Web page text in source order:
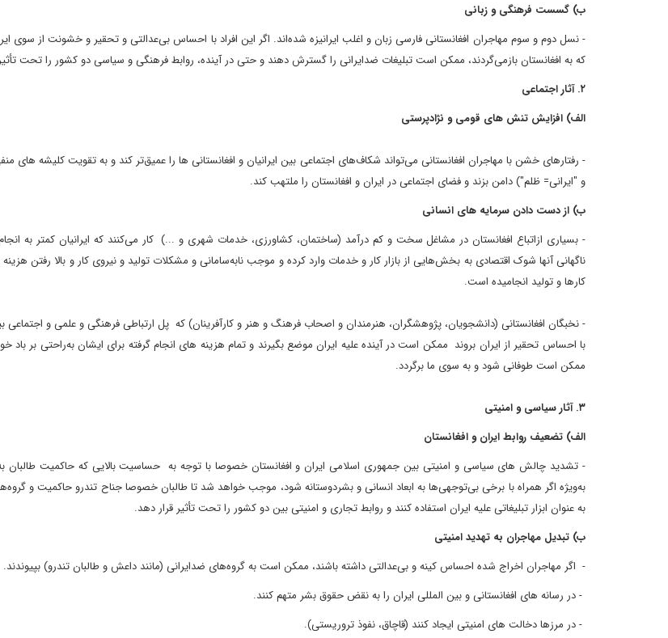
ب) گسست فرهنگی و زبانی
- نسل دوم و سوم مهاجران افغانستانی فارسی زبان و اغلب ایرانیزه شده‌اند. اگر این افراد با احساس بی‌عدالتی و تحقیر و خشونت از سوی
که به افغانستان بازمی‌گردند، ممکن است تبلیغات ضدایرانی را گسترش دهند و حتی در آینده، روابط فرهنگی و سیاسی دو کشور را تحت
۲. آثار اجتماعی
الف) افزایش تنش های قومی و نژادپرستی
- رفتارهای خشن با مهاجران افغانستانی می‌تواند شکاف‌های اجتماعی بین ایرانیان و افغانستانی ها را عمیق‌تر کند و به تقویت کلیشه های
و "ایرانی= ظلم") دامن بزند و فضای اجتماعی در ایران و افغانستان را ملتهب کند.
ب) از دست دادن سرمایه های انسانی
- بسیاری ازاتباع افغانستان در مشاغل سخت و کم درآمد (ساختمان، کشاورزی، خدمات شهری و ...) کار می‌کنند که ایرانیان کمتر به
ناگهانی آنها شوک اقتصادی به بخش‌هایی از بازار کار و خدمات وارد کرده و موجب نابه‌سامانی و مشکلات تولید و نیروی کار و بالا رفتن
کارها و تولید انجامیده است.
- نخبگان افغانستانی (دانشجویان، پژوهشگران، هنرمندان و اصحاب فرهنگ و هنر و کارآفرینان) که پل ارتباطی فرهنگی و علمی و اجتماعی
با احساس تحقیر از ایران بروند ممکن است در آینده علیه ایران موضع بگیرند و تمام هزینه های انجام گرفته برای ایشان به‌راحتی بر باد
ممکن است طوفانی شود و به سوی ما برگردد.
۳. آثار سیاسی و امنیتی
الف) تضعیف روابط ایران و افغانستان
- تشدید چالش های سیاسی و امنیتی بین جمهوری اسلامی ایران و افغانستان خصوصا با توجه به حساسیت بالایی که حاکمیت طالبان
به‌ویژه اگر همراه با برخی بی‌توجهی‌ها به ابعاد انسانی و بشردوستانه شود، موجب خواهد شد تا طالبان خصوصا جناح تندرو حاکمیت و
به عنوان ابزار تبلیغاتی علیه ایران استفاده کنند و روابط تجاری و امنیتی بین دو کشور را تحت تأثیر قرار دهد.
ب) تبدیل مهاجران به تهدید امنیتی
- اگر مهاجران اخراج شده احساس کینه و بی‌عدالتی داشته باشند، ممکن است به گروه‌های ضدایرانی (مانند داعش و طالبان تندرو) بپیوندند.
- در رسانه های افغانستانی و بین المللی ایران را به نقض حقوق بشر متهم کنند.
- در مرزها دخالت های امنیتی ایجاد کنند (قاچاق، نفوذ تروریستی).